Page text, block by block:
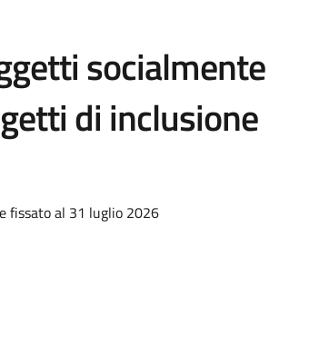
socialmente
di inclusione
fissato al 31 luglio 2026